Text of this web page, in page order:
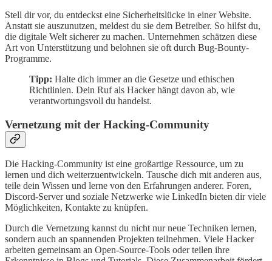
Stell dir vor, du entdeckst eine Sicherheitslücke in einer Website.
Anstatt sie auszunutzen, meldest du sie dem Betreiber. So hilfst du,
die digitale Welt sicherer zu machen. Unternehmen schätzen diese
Art von Unterstützung und belohnen sie oft durch Bug-Bounty-
Programme.
Tipp: Halte dich immer an die Gesetze und ethischen
Richtlinien. Dein Ruf als Hacker hängt davon ab, wie
verantwortungsvoll du handelst.
Vernetzung mit der Hacking-Community
Die Hacking-Community ist eine großartige Ressource, um zu
lernen und dich weiterzuentwickeln. Tausche dich mit anderen aus,
teile dein Wissen und lerne von den Erfahrungen anderer. Foren,
Discord-Server und soziale Netzwerke wie LinkedIn bieten dir viele
Möglichkeiten, Kontakte zu knüpfen.
Durch die Vernetzung kannst du nicht nur neue Techniken lernen,
sondern auch an spannenden Projekten teilnehmen. Viele Hacker
arbeiten gemeinsam an Open-Source-Tools oder teilen ihre